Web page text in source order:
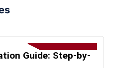
Guide: Step-by-